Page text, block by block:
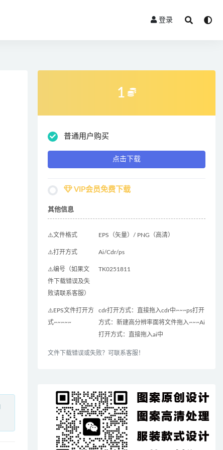
登录
1
普通用户购买
点击下载
VIP会员免费下载
其他信息
⚠️文件格式 EPS（矢量）/ PNG（高清）
⚠️打开方式 Ai/Cdr/ps
⚠️编号（如果文
件下载错误及失
败请联系客服）
TK0251811
⚠️EPS文件打开方
式~~~~~
cdr打开方式：直接拖入cdr中~~~ps打开
方式：新建高分辨率面将文件拖入~~~Ai
打开方式：直接拖入ai中
文件下载错误或失败？可联系客服！